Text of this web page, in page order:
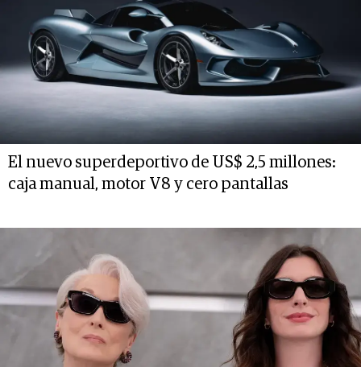
El nuevo superdeportivo de US$ 2,5 millones:
caja manual, motor V8 y cero pantallas